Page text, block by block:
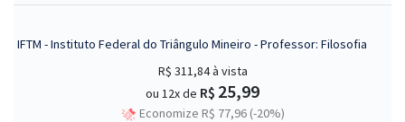
IFTM - Instituto Federal do Triângulo Mineiro - Professor: Filosofia
R$ 311,84à vista
ou 12x de R$ 25,99
Economize R$ 77,96 (-20%)